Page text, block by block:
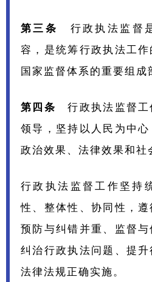
第三条
行政执法监督
容，是统筹行政执法工
国家监督体系的重要组成
第四条
行政执法监督工
领导，坚持以人民为中
政治效果、法律效果和社
行政执法监督工作坚持
性、整体性、协同性，遵
预防与纠错并重、监督
纠治行政执法问题、提
法律法规正确实施。